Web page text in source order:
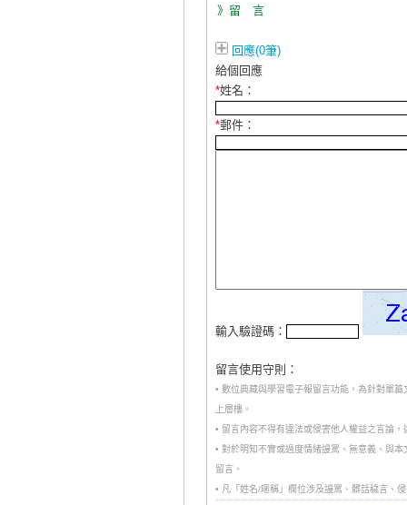
》留 言
回應(0筆)
給個回應
*姓名：
*郵件：
輸入驗證碼：
留言使用守則：
• 數位典藏與學習電子報留言功能，為針對單
上層樓。
• 留言內容不得有違法或侵害他人權益之言論
• 對於明知不實或過度情緒謾罵、無意義、與
留言。
• 凡「姓名/暱稱」欄位涉及謾罵、髒話穢言、